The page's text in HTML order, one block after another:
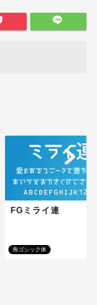
角ゴシック体
FGミライ連